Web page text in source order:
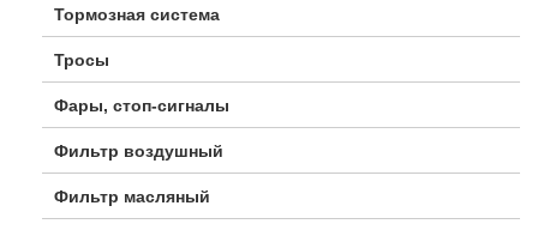
Тормозная система
Тросы
Фары, стоп-сигналы
Фильтр воздушный
Фильтр масляный